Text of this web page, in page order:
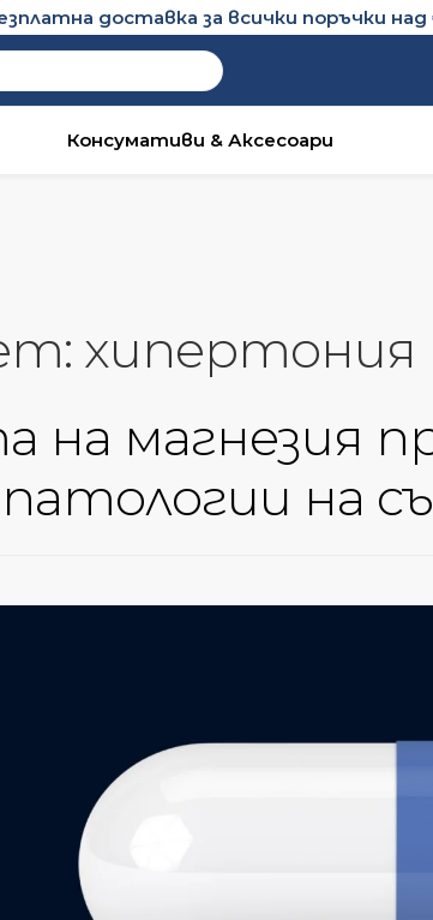
доставка за всички поръчки над
Консумативи & Аксесоари
хипертония
на магнезия
на